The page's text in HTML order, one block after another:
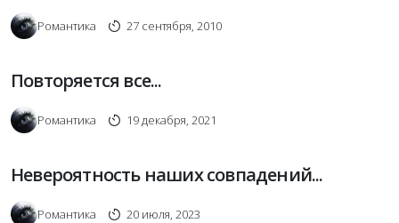
Романтика 27 сентября, 2010
Повторяется все...
Романтика 19 декабря, 2021
Невероятность наших совпадений...
Романтика 20 июля, 2023